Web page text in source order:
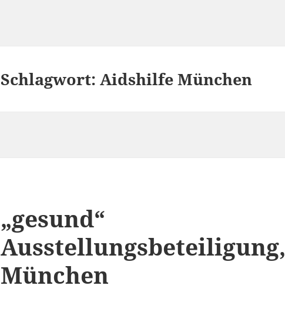
Schlagwort:Aidshilfe München
„gesund“
Ausstellungsbeteiligung,
München